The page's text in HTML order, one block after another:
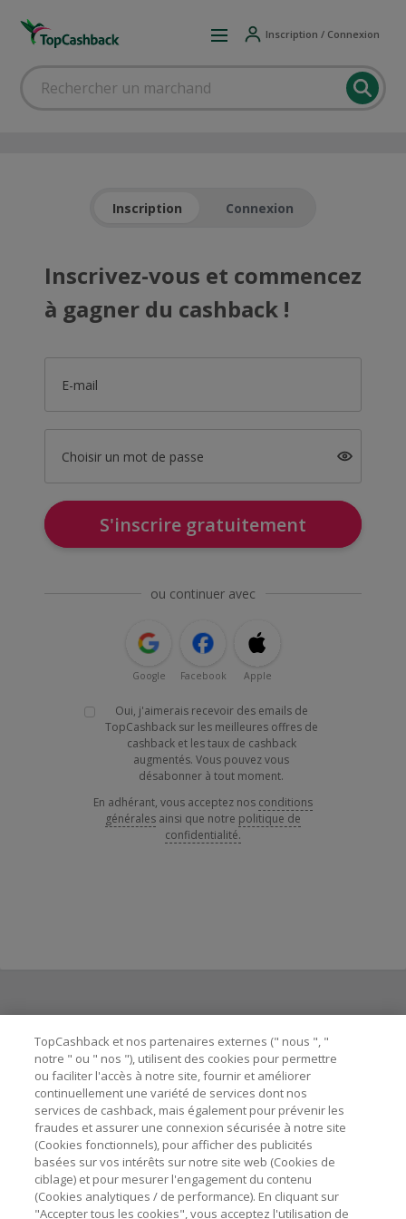
Inscription / Connexion
Inscription Connexion
Inscrivez-vous et commencez
à gagner du cashback !
E-mail
Choisir un mot de passe
S'inscrire gratuitement
ou continuer avec
Google Facebook Apple
Oui, j'aimerais recevoir des emails de
TopCashback sur les meilleures offres de
cashback et les taux de cashback
augmentés. Vous pouvez vous
désabonner à tout moment.
En adhérant, vous acceptez nos conditions
générales ainsi que notre politique de
confidentialité.
Besoin d'aide ?
Astuces pour économiser
A propos de
Contactez-nous
TopCashback et nos partenaires externes (" nous ", "
notre " ou " nos "), utilisent des cookies pour permettre
ou faciliter l'accès à notre site, fournir et améliorer
continuellement une variété de services dont nos
services de cashback, mais également pour prévenir les
fraudes et assurer une connexion sécurisée à notre site
(Cookies fonctionnels), pour afficher des publicités
basées sur vos intérêts sur notre site web (Cookies de
ciblage) et pour mesurer l'engagement du contenu
(Cookies analytiques / de performance). En cliquant sur
"Accepter tous les cookies", vous acceptez l'utilisation de